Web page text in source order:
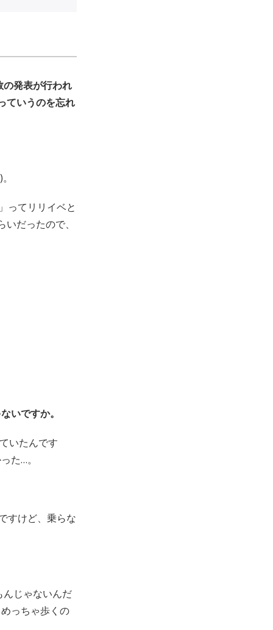
発表が行われ
ていうのを忘れ
ってリリイベと
だったので、
いですか。
いたんです
た…。
すけど、乗らな
じゃないんだ
っちゃ歩くの